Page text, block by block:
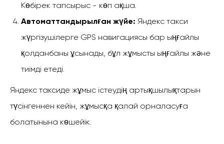
Көбірек тапсырыс - көп ақша.
Автоматтандырылған жүйе: Яндекс такси
жүргізушілерге GPS навигациясы бар ыңғайлы
қолданбаны ұсынады, бұл жұмысты ыңғайлы және
тиімді етеді.
Яндекс таксиде жұмыс істеудің артықшылықтарын
түсінгеннен кейін, жұмысқа қалай орналасуға
болатынына көшейік.